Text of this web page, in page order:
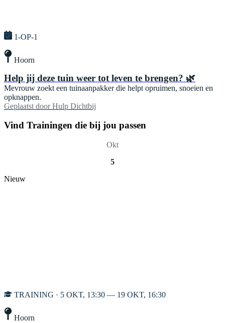
1-OP-1
Hoorn
Help jij deze tuin weer tot leven te brengen? 🌿
Mevrouw zoekt een tuinaanpakker die helpt opruimen, snoeien en
opknappen.
Geplaatst door Hulp Dichtbij
Vind Trainingen die bij jou passen
Okt
5
Nieuw
TRAINING · 5 OKT, 13:30 — 19 OKT, 16:30
Hoorn